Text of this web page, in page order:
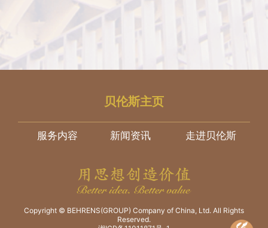
贝伦斯主页
服务内容 新闻资讯 走进贝伦斯
Copyright © BEHRENS(GROUP) Company of China, Ltd. All Rights
Reserved.